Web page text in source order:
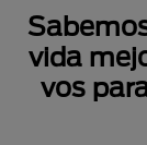
vida
vos